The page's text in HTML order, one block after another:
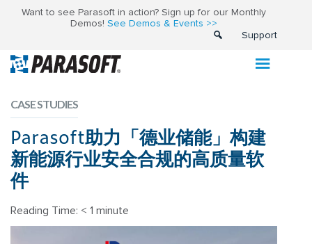
Want to see Parasoft in action? Sign up for our Monthly
Demos! See Demos & Events >>
Support
CASE STUDIES
Parasoft助力「德业储能」构建
新能源行业安全合规的高质量软
件
Reading Time: < 1 minute